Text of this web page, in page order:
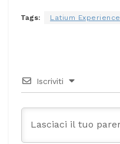
Tags: Latium Experience
Iscriviti